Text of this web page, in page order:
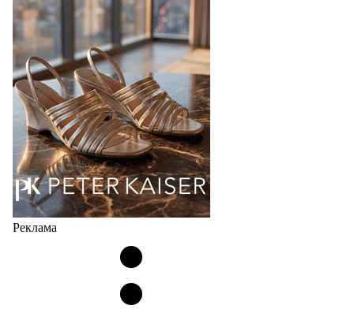
соответствует сегодняшнему тренду на
сникерины (гибридный вариант балеток и
кроссовок обтекаемой формы и с тонкой подошвой).
Но в модели Miu Miu Bubble присутствует еще и…
05.08.2026 3667
Реклама